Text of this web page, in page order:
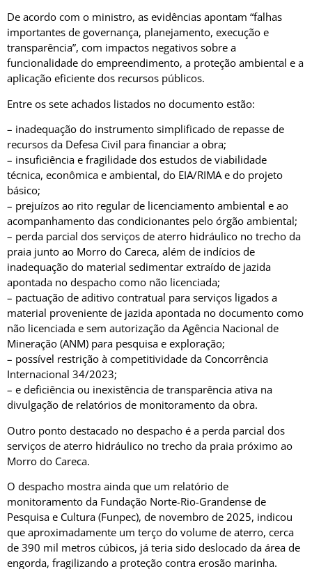
De acordo com o ministro, as evidências apontam “falhas
importantes de governança, planejamento, execução e
transparência”, com impactos negativos sobre a
funcionalidade do empreendimento, a proteção ambiental e a
aplicação eficiente dos recursos públicos.
Entre os sete achados listados no documento estão:
– inadequação do instrumento simplificado de repasse de
recursos da Defesa Civil para financiar a obra;
– insuficiência e fragilidade dos estudos de viabilidade
técnica, econômica e ambiental, do EIA/RIMA e do projeto
básico;
– prejuízos ao rito regular de licenciamento ambiental e ao
acompanhamento das condicionantes pelo órgão ambiental;
– perda parcial dos serviços de aterro hidráulico no trecho da
praia junto ao Morro do Careca, além de indícios de
inadequação do material sedimentar extraído de jazida
apontada no despacho como não licenciada;
– pactuação de aditivo contratual para serviços ligados a
material proveniente de jazida apontada no documento como
não licenciada e sem autorização da Agência Nacional de
Mineração (ANM) para pesquisa e exploração;
– possível restrição à competitividade da Concorrência
Internacional 34/2023;
– e deficiência ou inexistência de transparência ativa na
divulgação de relatórios de monitoramento da obra.
Outro ponto destacado no despacho é a perda parcial dos
serviços de aterro hidráulico no trecho da praia próximo ao
Morro do Careca.
O despacho mostra ainda que um relatório de
monitoramento da Fundação Norte-Rio-Grandense de
Pesquisa e Cultura (Funpec), de novembro de 2025, indicou
que aproximadamente um terço do volume de aterro, cerca
de 390 mil metros cúbicos, já teria sido deslocado da área de
engorda, fragilizando a proteção contra erosão marinha.